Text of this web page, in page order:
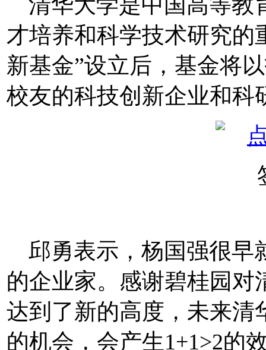
才培养和科学技术研究的
新基金”设立后，基金将
校友的科技创新企业和科
邱勇表示，杨国强很早
的企业家。感谢碧桂园对
达到了新的高度，未来清
的机会，会产生1+1>2的